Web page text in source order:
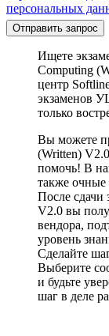
персональных
Отправить запрос
Ищете
Computing
центр
экзаменов
только
Вы можете
(Written)
помочь! В
также очные
После сдачи
V2.0 вы
вендора,
уровень
Сделайте
Выберите
и будьте
шаг в деле